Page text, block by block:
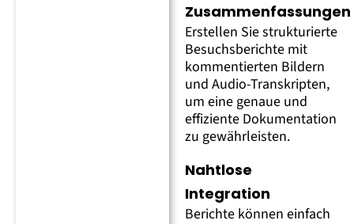
Zusammenfassungen
Erstellen Sie strukturierte
Besuchsberichte mit
kommentierten Bildern
und Audio-Transkripten,
um eine genaue und
effiziente Dokumentation
zu gewährleisten.
Nahtlose
Integration
Berichte können einfach